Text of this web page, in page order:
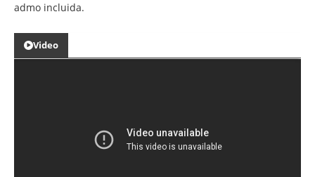
admo incluida.
Video